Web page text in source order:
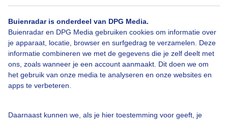
Buienradar is onderdeel van DPG Media.
Buienradar en DPG Media gebruiken cookies om informatie over
je apparaat, locatie, browser en surfgedrag te verzamelen. Deze
informatie combineren we met de gegevens die je zelf deelt met
ons, zoals wanneer je een account aanmaakt. Dit doen we om
het gebruik van onze media te analyseren en onze websites en
apps te verbeteren.
Daarnaast kunnen we, als je hier toestemming voor geeft, je
Bekijk slideshow